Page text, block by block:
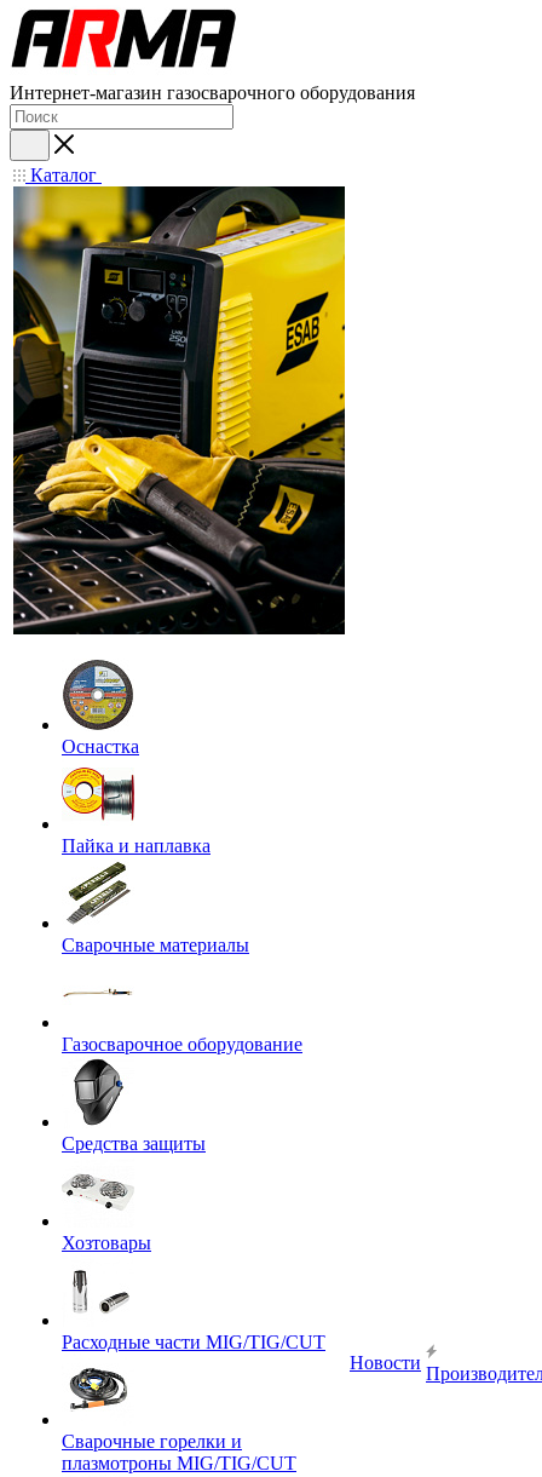
Интернет-магазин газосварочного оборудования
Каталог
Оснастка
Пайка и наплавка
Сварочные материалы
Газосварочное оборудование
Средства защиты
Хозтовары
Расходные части MIG/TIG/CUT
Сварочные горелки и
плазмотроны MIG/TIG/CUT
Новости